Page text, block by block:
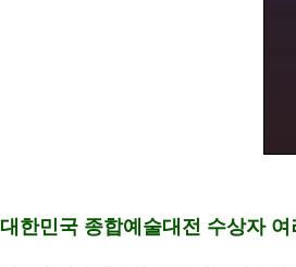
대한민국 종합예술대전 수상자